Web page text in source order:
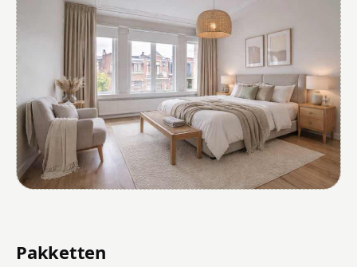
Pakketten